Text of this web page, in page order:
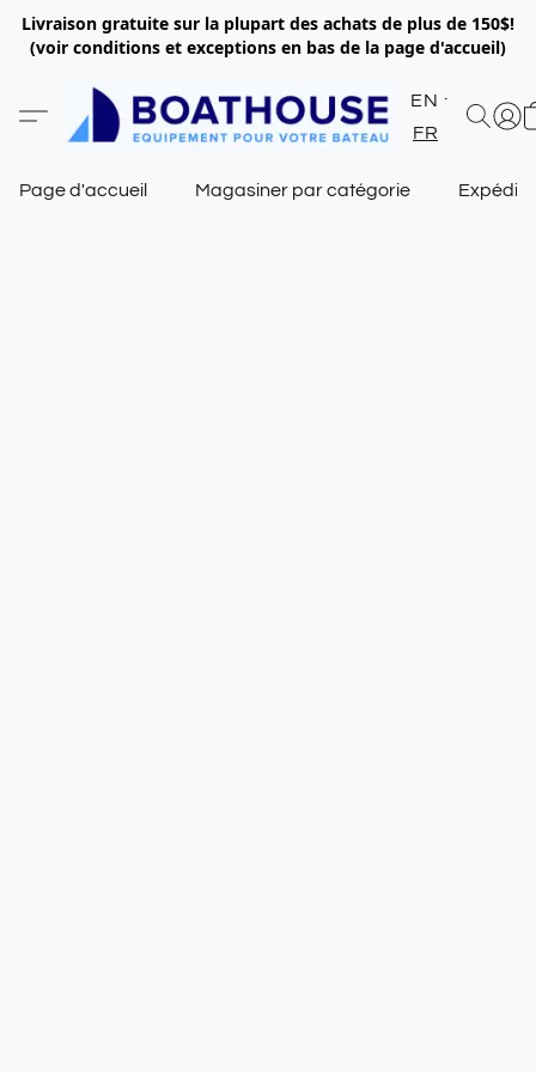
Livraison gratuite sur la plupart des achats de plus de 150$!
(voir conditions et exceptions en bas de la page d'accueil)
EN
FR
Page d'accueil Magasiner par catégorie